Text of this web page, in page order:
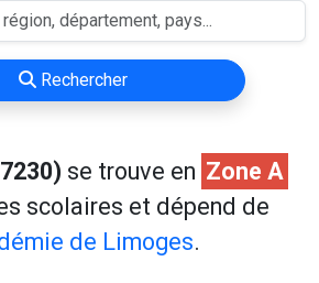
Rechercher
se trouve en Zone A
scolaires et dépend de
de Limoges.